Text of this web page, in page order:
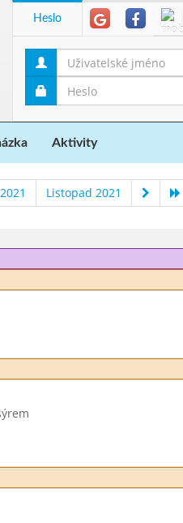
Heslo
Aktivity
Listopad 2021